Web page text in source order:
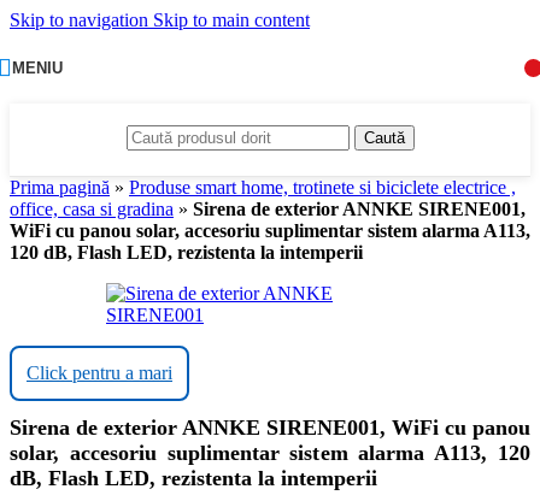
Skip to navigation Skip to main content
MENIU
Caută
Prima pagină » Produse smart home, trotinete si biciclete electrice ,
office, casa si gradina » Sirena de exterior ANNKE SIRENE001,
WiFi cu panou solar, accesoriu suplimentar sistem alarma A113,
120 dB, Flash LED, rezistenta la intemperii
Click pentru a mari
Sirena de exterior ANNKE SIRENE001, WiFi cu panou
solar, accesoriu suplimentar sistem alarma A113, 120
dB, Flash LED, rezistenta la intemperii